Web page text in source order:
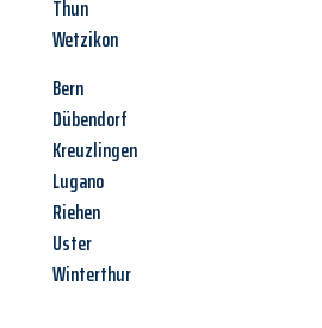
Thun
Wetzikon
Bern
Dübendorf
Kreuzlingen
Lugano
Riehen
Uster
Winterthur